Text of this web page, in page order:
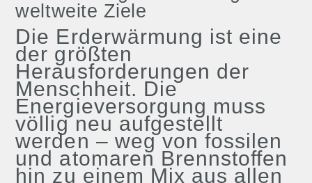
weltweite Ziele
Die Erderwärmung ist eine
der größten
Herausforderungen der
Menschheit. Die
Energieversorgung muss
völlig neu aufgestellt
werden – weg von fossilen
und atomaren Brennstoffen
hin zu einem Mix aus allen